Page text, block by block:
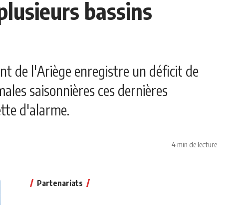
bassins
de l'Ariège enregistre un déficit de
saisonnières ces dernières
d'alarme.
4 min de lecture
Partenariats